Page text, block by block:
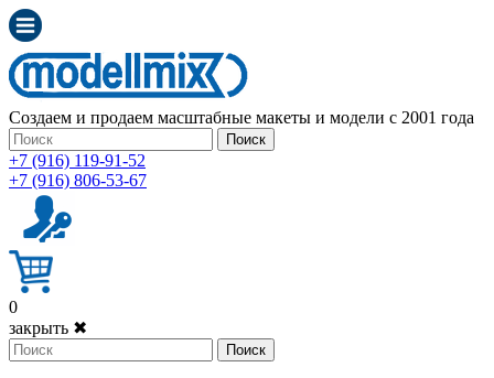
Создаем и продаем масштабные макеты и модели с 2001 года
Поиск
+7 (916) 119-91-52
+7 (916) 806-53-67
0
закрыть ✖
Поиск